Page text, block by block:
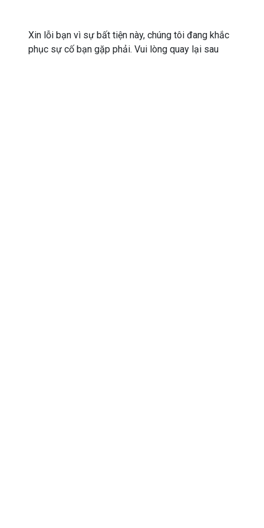
Xin lỗi bạn vì sự bất tiện này, chúng tôi đang khắc
phục sự cố bạn gặp phải. Vui lòng quay lại sau